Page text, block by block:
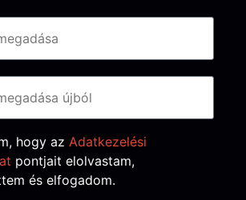
hogy az Adatkezelési
pontjait elolvastam,
és elfogadom.